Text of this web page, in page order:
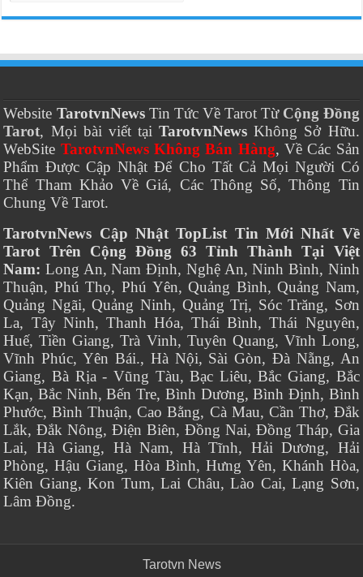
Website TarotvnNewsTin Tức Về Tarot Từ Cộng Đồng
Tarot, Mọi bài viết tạiTarotvnNews Không Sở Hữu.
WebSite TarotvnNews Không Bán Hàng, Về Các Sản
Phẩm Được Cập Nhật Để Cho Tất Cả Mọi Người Có
Thể Tham Khảo Về Giá, Các Thông Số, Thông Tin
Chung Về Tarot.
TarotvnNews Cập Nhật TopList Tin Mới Nhất Về
Tarot Trên Cộng Đồng 63 Tỉnh Thành Tại Việt
Nam: Long An, Nam Định, Nghệ An, Ninh Bình, Ninh
Thuận, Phú Thọ, Phú Yên, Quảng Bình, Quảng Nam,
Quảng Ngãi, Quảng Ninh, Quảng Trị, Sóc Trăng, Sơn
La, Tây Ninh, Thanh Hóa, Thái Bình, Thái Nguyên,
Huế, Tiền Giang, Trà Vinh, Tuyên Quang, Vĩnh Long,
Vĩnh Phúc, Yên Bái., Hà Nội, Sài Gòn, Đà Nẵng, An
Giang, Bà Rịa - Vũng Tàu, Bạc Liêu, Bắc Giang, Bắc
Kạn, Bắc Ninh, Bến Tre, Bình Dương, Bình Định, Bình
Phước, Bình Thuận, Cao Bằng, Cà Mau, Cần Thơ, Đắk
Lắk, Đắk Nông, Điện Biên, Đồng Nai, Đồng Tháp, Gia
Lai, Hà Giang, Hà Nam, Hà Tĩnh, Hải Dương, Hải
Phòng, Hậu Giang, Hòa Bình, Hưng Yên, Khánh Hòa,
Kiên Giang, Kon Tum, Lai Châu, Lào Cai, Lạng Sơn,
Lâm Đồng.
Tarotvn News